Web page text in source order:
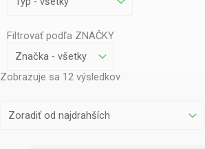
Filtrovať podľa ZNAČKY
Zobrazuje sa 12 výsledkov